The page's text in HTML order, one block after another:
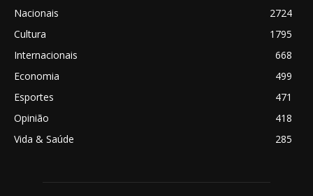
Nacionais
2724
Cultura
1795
Internacionais
668
Economia
499
Esportes
471
Opinião
418
Vida & Saúde
285